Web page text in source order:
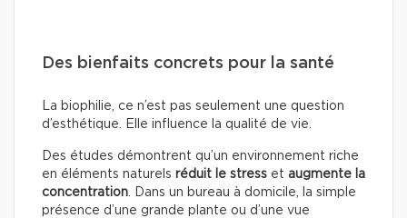
Des bienfaits concrets pour la santé
La biophilie, ce n’est pas seulement une question
d’esthétique. Elle influence la qualité de vie.
Des études démontrent qu’un environnement riche
en éléments naturels réduit le stress et augmente la
concentration. Dans un bureau à domicile, la simple
présence d’une grande plante ou d’une vue